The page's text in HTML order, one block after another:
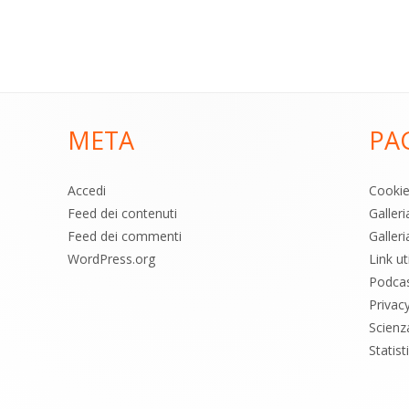
META
Accedi
Feed dei contenuti
Feed dei commenti
WordPress.org
Link